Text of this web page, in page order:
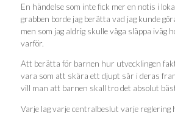
En händelse som inte fick mer en notis i
grabben borde jag berätta vad jag kunde
men som jag aldrig skulle våga släppa iväg
varför.
Att berätta för barnen hur utvecklingen
vara som att skära ett djupt sår i deras
vill man att barnen skall tro det absolut
Varje lag varje centralbeslut varje reglering